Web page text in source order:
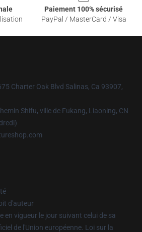
Paiement 100% sécurisé
PayPal / MasterCard / Visa
Charter Oak Blvd Salinas, Ca 93907,
Shifu, ville de Fukang, Liaoning, CN
d'auteur
en vigueur le jour suivant celui de sa
de l'Union européenne. Loi sur la